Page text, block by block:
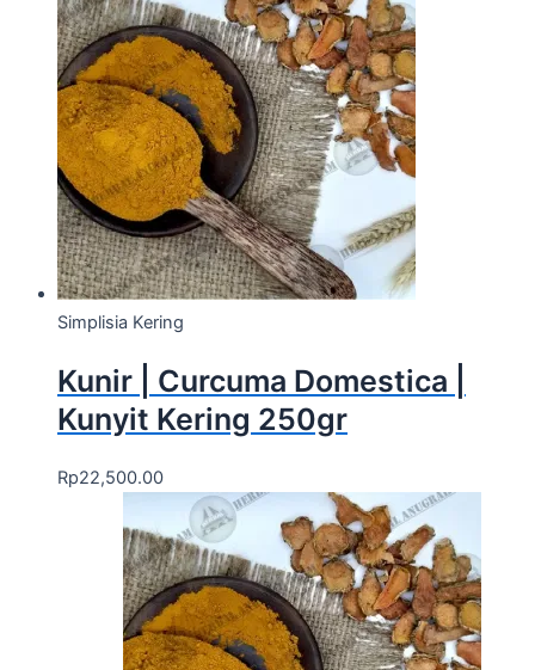
Simplisia Kering
Kunir | Curcuma Domestica |
Kunyit Kering 250gr
Rp22,500.00